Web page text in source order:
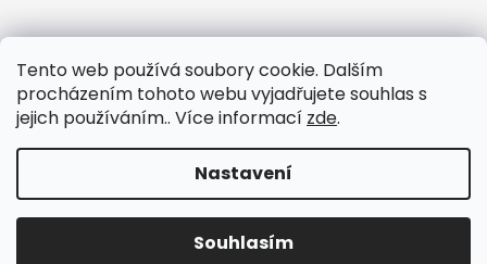
Tento web používá soubory cookie. Dalším
procházením tohoto webu vyjadřujete souhlas s
jejich používáním.. Více informací zde.
Nastavení
Souhlasím
Přijímáme online platby
Copyright 2026Lelí's cupcakes. Všechna práva
Upravit nastavení cookies